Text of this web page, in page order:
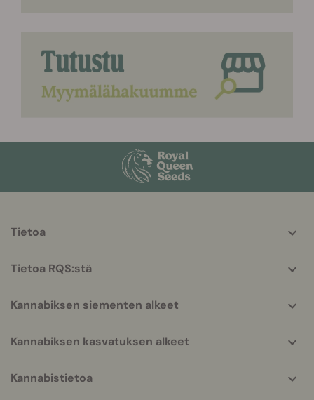
helpful
Tietoa
Tietoa RQS:stä
Kannabiksen siementen alkeet
Kannabiksen kasvatuksen alkeet
Kannabistietoa